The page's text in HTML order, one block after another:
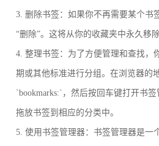
3. 删除书签：如果你不再需要某个书
“删除”。这将从你的收藏夹中永久移除
4. 整理书签：为了方便管理和查找，
期或其他标准进行分组。在浏览器的
`bookmarks:`，然后按回车键打开书
拖放书签到相应的分类中。
5. 使用书签管理器：书签管理器是一